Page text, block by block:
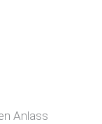
Anlass